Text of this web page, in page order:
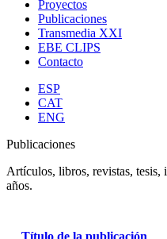
Proyectos
Publicaciones
Transmedia XXI
EBE CLIPS
Contacto
ESP
CAT
ENG
Publicaciones
Artículos, libros, revistas,
años.
Título de la publicación